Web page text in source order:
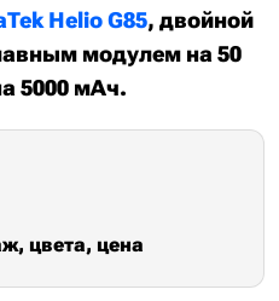
Helio G85, двойной
модулем на 50
5000 мАч.
цвета, цена